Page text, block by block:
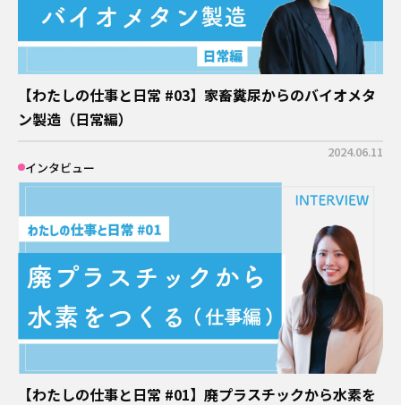
【わたしの仕事と日常 #03】家畜糞尿からのバイオメタ
ン製造（日常編）
2024.06.11
インタビュー
【わたしの仕事と日常 #01】廃プラスチックから水素を